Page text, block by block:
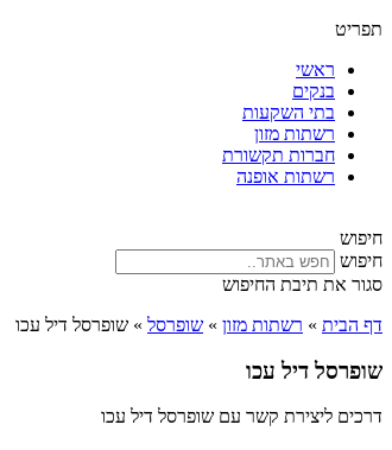
תפריט
ראשי
בנקים
בתי השקעות
רשתות מזון
חברות תקשורת
רשתות אופנה
חיפוש
חיפוש
סגור את תיבת החיפוש
דף הבית » רשתות מזון » שופרסל » שופרסל דיל עכו
שופרסל דיל עכו
דרכים ליצירת קשר עם שופרסל דיל עכו